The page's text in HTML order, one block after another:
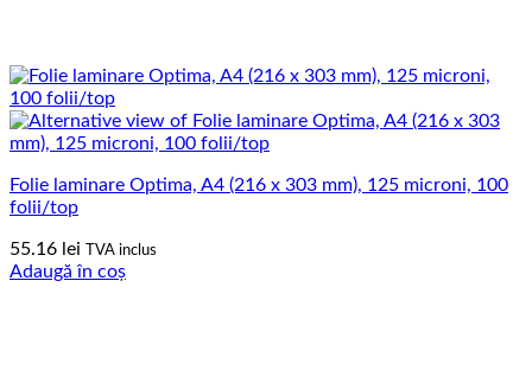
Folie laminare Optima, A4 (216 x 303 mm), 125 microni, 100
folii/top
55.16 lei TVA inclus
Adaugă în coș